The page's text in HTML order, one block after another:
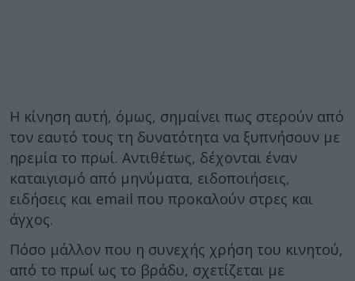
Η κίνηση αυτή, όμως, σημαίνει πως στερούν από
τον εαυτό τους τη δυνατότητα να ξυπνήσουν με
ηρεμία το πρωί. Αντιθέτως, δέχονται έναν
καταιγισμό από μηνύματα, ειδοποιήσεις,
ειδήσεις και email που προκαλούν στρες και
άγχος.
Πόσο μάλλον που η συνεχής χρήση του κινητού,
από το πρωί ως το βράδυ, σχετίζεται με